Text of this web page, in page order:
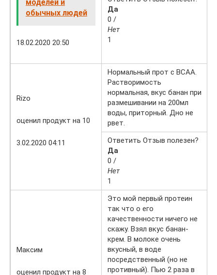
моделей и
обычных людей
18.02.2020 20:50
Да
0 /
Нет
1
Rizo
оценил продукт на 10
3.02.2020 04:11
Нормальный прот с BCAA.
Растворимость
нормальная, вкус банан при
размешивании на 200мл
воды, приторный. Дно не
рвет.
Ответить Отзыв полезен?
Да
0 /
Нет
1
Максим
оценил продукт на 8
Это мой первый протеин
так что о его
качественности ничего не
скажу. Взял вкус банан-
крем. В молоке очень
вкусный, в воде
посредственный (но не
противный). Пью 2 раза в